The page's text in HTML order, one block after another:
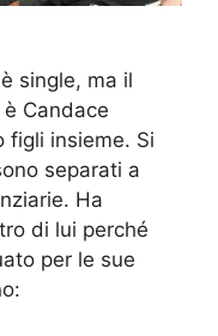
single, ma il
Candace
figli insieme. Si
separati a
Ha
di lui perché
per le sue